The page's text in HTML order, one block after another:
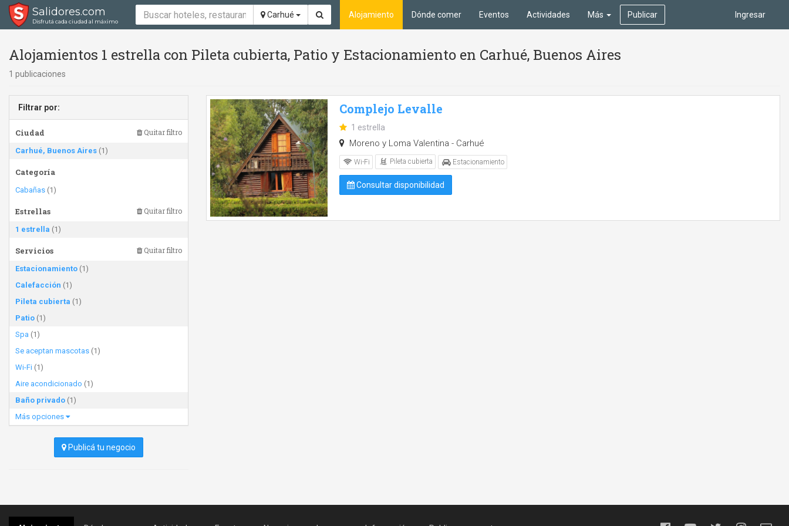
Salidores.com
Disfrutá cada ciudad al máximo
Carhué Ingresar
Alojamiento Dónde comer Eventos Actividades Más Publicar
Alojamientos 1 estrella con Pileta cubierta, Patio y Estacionamiento en Carhué, Buenos Aires
1 publicaciones
Filtrar por:
Ciudad Quitar filtro
Carhué, Buenos Aires (1)
Categoría
Cabañas (1)
Estrellas Quitar filtro
1 estrella (1)
Servicios Quitar filtro
Estacionamiento (1)
Calefacción (1)
Pileta cubierta (1)
Patio (1)
Spa (1)
Se aceptan mascotas (1)
Wi-Fi (1)
Aire acondicionado (1)
Baño privado (1)
Más opciones
Publicá tu negocio
Complejo Levalle
1 estrella
Moreno y Loma Valentina - Carhué
Wi-Fi Pileta cubierta Estacionamiento
Consultar disponibilidad